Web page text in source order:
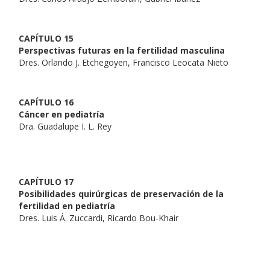
CAPÍTULO 15
Perspectivas futuras en la fertilidad masculina
Dres. Orlando J. Etchegoyen, Francisco Leocata Nieto
CAPÍTULO 16
Cáncer en pediatría
Dra. Guadalupe I. L. Rey
CAPÍTULO 17
Posibilidades quirúrgicas de preservación de la
fertilidad en pediatría
Dres. Luis Á. Zuccardi, Ricardo Bou-Khair